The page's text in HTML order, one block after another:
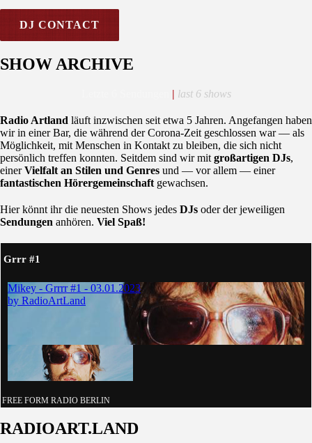
DJ CONTACT
SHOW ARCHIVE
| last 6 shows
Radio Artland läuft inzwischen seit etwa 5 Jahren. Angefangen haben
wir in einer Bar, die während der Corona-Zeit geschlossen war — als
Möglichkeit, mit Menschen in Kontakt zu bleiben, die sich nicht
persönlich treffen konnten. Seitdem sind wir mit großartigen DJs,
einerVielfalt an Stilen und Genres und — vor allem — einer
fantastischen Hörergemeinschaft gewachsen.
Hier könnt ihr die neuesten Shows jedes DJs oder der jeweiligen
Sendungen anhören. Viel Spaß!
Grrr #1
FREE FORM RADIO BERLIN
RADIOART.LAND